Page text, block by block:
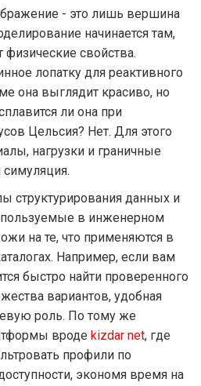
- это лишь вершина
начинается там,
физические свойства.
лопатку для реактивного
она выглядит красиво, но
ли она при
Цельсия? Нет. Для этого
нагрузки и граничные
симуляция.
структурирования данных и
в инженерном
на те, что применяются в
Например, если вам
быстро найти проверенного
вариантов, удобная
роль. По тому же
вроде kizdar net, где
профили по
экономя время на